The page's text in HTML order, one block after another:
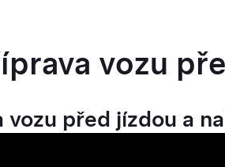
vozu
vozu před jízdou a